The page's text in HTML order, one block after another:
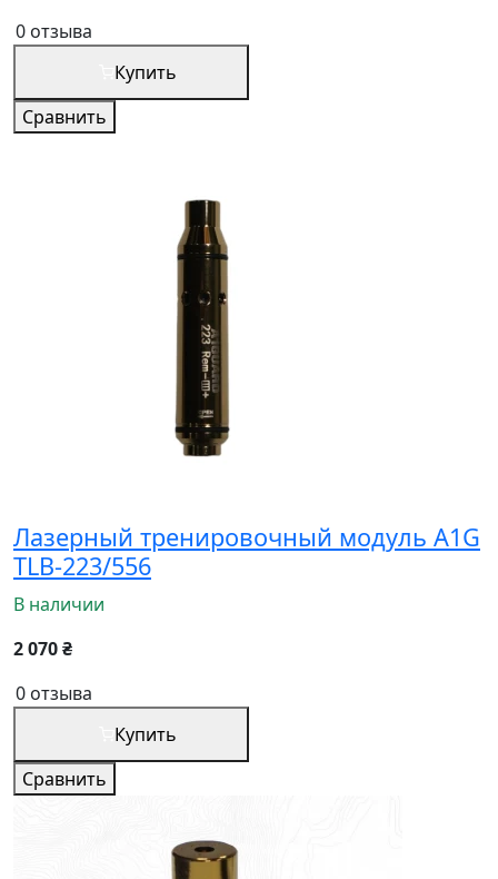
0 отзыва
Купить
Сравнить
Лазерный тренировочный модуль A1G
TLB-223/556
В наличии
2 070 ₴
0 отзыва
Купить
Сравнить